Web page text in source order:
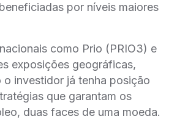
por níveis maiores
como Prio (PRIO3) e
exposições geográficas,
investidor já tenha posição
que garantam os
duas faces de uma moeda.